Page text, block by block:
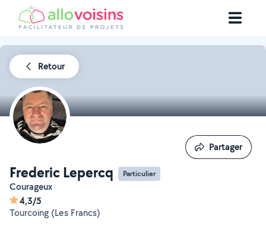
Retour
Frederic Lepercq Particulier
Courageux
4,3/5
Tourcoing (Les Francs)
Partager
Partager